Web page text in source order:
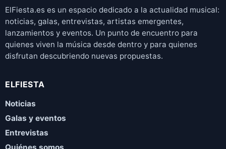
ElFiesta.es es un espacio dedicado a la actualidad musical:
noticias, galas, entrevistas, artistas emergentes,
lanzamientos y eventos. Un punto de encuentro para
quienes viven la música desde dentro y para quienes
disfrutan descubriendo nuevas propuestas.
ELFIESTA
Noticias
Galas y eventos
Entrevistas